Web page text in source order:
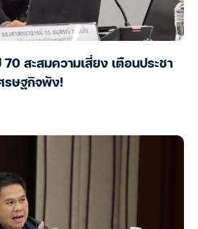
สะสมความเสี่ยง เตือนประชา
รษฐกิจพัง!